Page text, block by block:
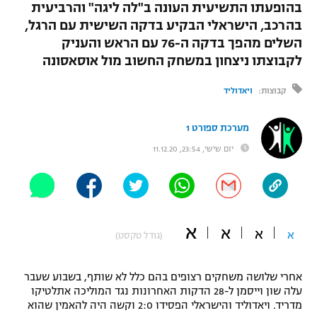
לוח שידורים
ברחבה
"מעל הליגה" – פודקאסט
"מחצית בשכונה" – פודקאסט
משתתפים וזוכים בפרסים
תקנון משתתפים וזוכים בפרסים
תקנון עבור פעילות אלקטרה
טניס
הפועל חיפה
הפועל באר שבע
בני יהודה
ליגה טורקית
ליגה סינית
ג'ודו
אגרוף
ספורט אולימפי
UFC
היאבקות WWE
אופניים
ספורט מוטורי
פוטבול אמריקאי NFL
בהופעתו התשיעית העונה ב"לה ליגה" והרביעית
בהרכב, הישראלי הבקיע בדקה השישית עם הרגל,
השלים מהפך בדקה ה-76 עם הראש והעניק
לקבוצתו ניצחון במשחק החשוב מול אוסאסונה
קבוצות: ויאדוליד
מערכת ספורט 1
יום שישי, 23:54, 11.12.20
א א א א (גודל טקסט)
אחרי שלושה משחקים רצופים בהם כלל לא שותף, בשבוע שעבר
עלה שון וייסמן ל-28 הדקות האחרונות נגד המוליכה אתלטיקו
מדריד. ויאדוליד והישראלי הפסידו 2:0 וקשה היה להאמין שהוא